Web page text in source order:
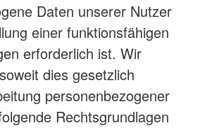
Daten unserer Nutzer
einer funktionsfähigen
erforderlich ist. Wir
dies gesetzlich
personenbezogener
Rechtsgrundlagen